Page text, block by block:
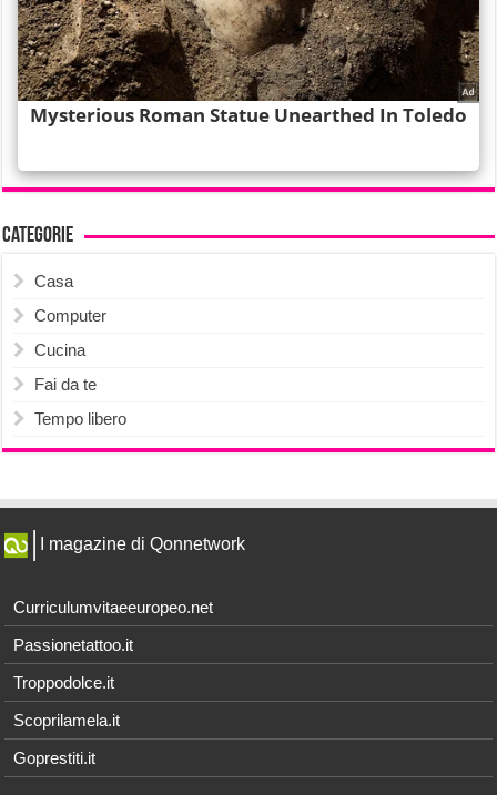
Categorie
Casa
Computer
Cucina
Fai da te
Tempo libero
I magazine di Qonnetwork
Curriculumvitaeeuropeo.net
Passionetattoo.it
Troppodolce.it
Scoprilamela.it
Goprestiti.it